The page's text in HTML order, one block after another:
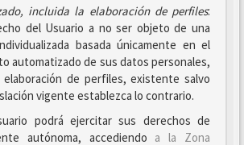
incluida la elaboración de perfiles:
del Usuario a no ser objeto de una
basada únicamente en el
automatizado de sus datos personales,
elaboración de perfiles, existente salvo
vigente establezca lo contrario.
podrá ejercitar sus derechos de
autónoma, accediendo a la Zona